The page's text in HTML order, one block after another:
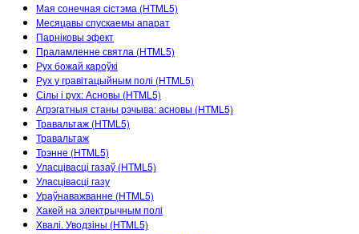
Teaching with PhET
DEIB in STEM Ed
SceneryStack OSE
Impact Report
Мая сонечная сістэма (HTML5)
Месяцавы спускаемы апарат
Парніковы эфект
Праламленне святла (HTML5)
Рух божай кароўкі
Рух у гравітацыйным полі (HTML5)
Сілы і рух: Асновы (HTML5)
Агрэгатныя станы рэчыва: асновы (HTML5)
Травальтаж (HTML5)
Травальтаж
Трэнне (HTML5)
Уласцівасці газаў (HTML5)
Уласцівасці газу
Ураўнаважванне (HTML5)
Хакей на электрычным полі
Хвалі. Уводзіны (HTML5)